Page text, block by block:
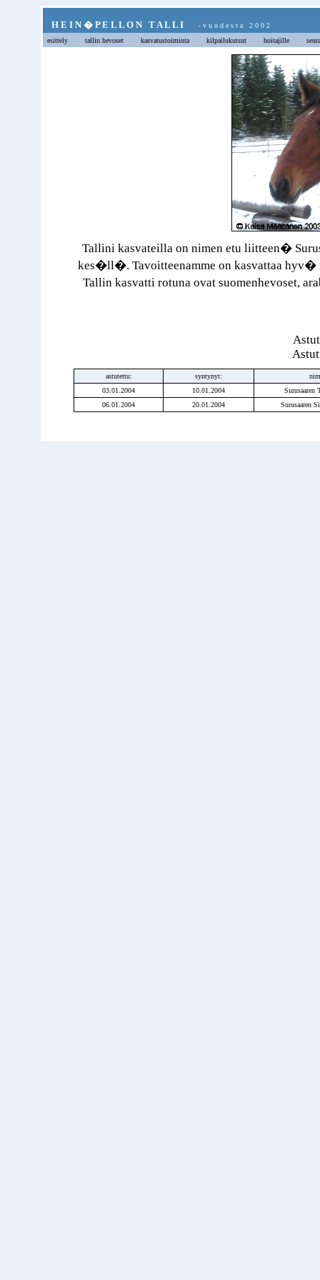
H E I N � P E L L O N T A L L I
- v u o d e s t a 2 0 0 2
esittely
tallin hevoset kasvatustoiminta kilpailukutsuthoitajille seura
Tallini kasvateilla on nimen etu liitteen�
kes�ll�. Tavoitteenamme on kasvattaa
Tallin kasvatti rotuna ovat suomenhevoset,
astutettu: syntynyt:
03.01.2004
10.01.2004
Surusaaren
06.01.2004
20.01.2004 Surusaaren